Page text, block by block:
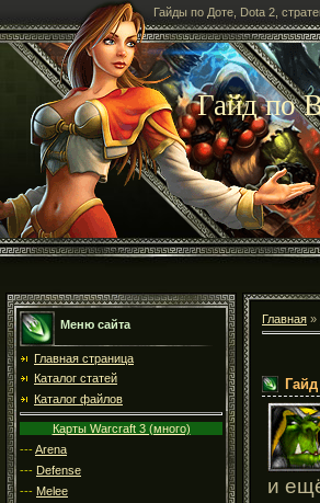
Гайды по Доте, Dota 2,
Гайд по
Меню сайта
Главная страница
Каталог статей
Каталог файлов
Карты Warcraft 3 (много)
---Arena
--- Defense
--- Melee
Главная »
и